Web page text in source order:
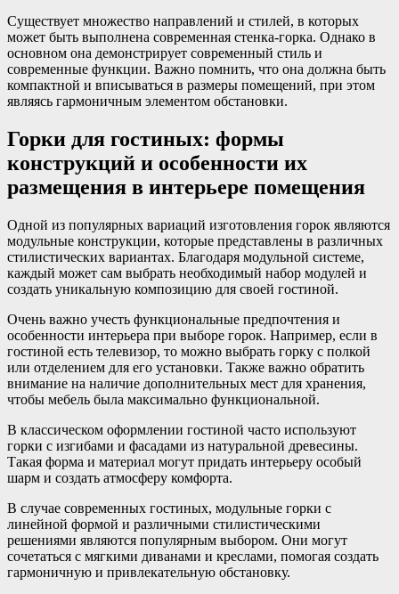
Существует множество направлений и стилей, в которых
может быть выполнена современная стенка-горка. Однако в
основном она демонстрирует современный стиль и
современные функции. Важно помнить, что она должна быть
компактной и вписываться в размеры помещений, при этом
являясь гармоничным элементом обстановки.
Горки для гостиных: формы
конструкций и особенности их
размещения в интерьере помещения
Одной из популярных вариаций изготовления горок являются
модульные конструкции, которые представлены в различных
стилистических вариантах. Благодаря модульной системе,
каждый может сам выбрать необходимый набор модулей и
создать уникальную композицию для своей гостиной.
Очень важно учесть функциональные предпочтения и
особенности интерьера при выборе горок. Например, если в
гостиной есть телевизор, то можно выбрать горку с полкой
или отделением для его установки. Также важно обратить
внимание на наличие дополнительных мест для хранения,
чтобы мебель была максимально функциональной.
В классическом оформлении гостиной часто используют
горки с изгибами и фасадами из натуральной древесины.
Такая форма и материал могут придать интерьеру особый
шарм и создать атмосферу комфорта.
В случае современных гостиных, модульные горки с
линейной формой и различными стилистическими
решениями являются популярным выбором. Они могут
сочетаться с мягкими диванами и креслами, помогая создать
гармоничную и привлекательную обстановку.